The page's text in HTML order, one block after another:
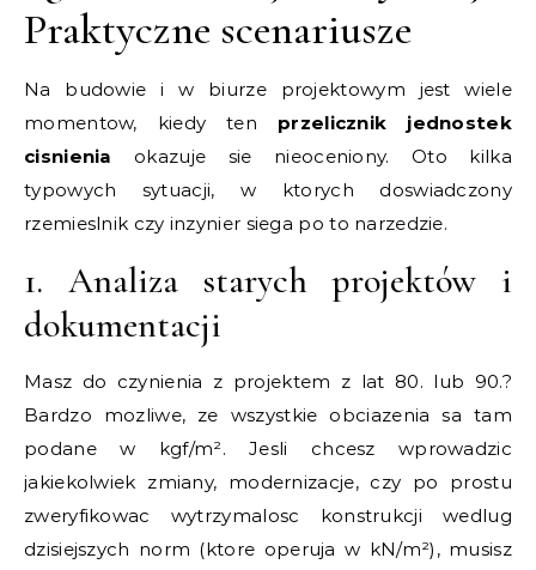
Praktyczne scenariusze
Na budowie i w biurze projektowym jest wiele
momentow, kiedy ten przelicznik jednostek
cisnienia okazuje sie nieoceniony. Oto kilka
typowych sytuacji, w ktorych doswiadczony
rzemieslnik czy inzynier siega po to narzedzie.
1. Analiza starych projektów i
dokumentacji
Masz do czynienia z projektem z lat 80. lub 90.?
Bardzo mozliwe, ze wszystkie obciazenia sa tam
podane w kgf/m². Jesli chcesz wprowadzic
jakiekolwiek zmiany, modernizacje, czy po prostu
zweryfikowac wytrzymalosc konstrukcji wedlug
dzisiejszych norm (ktore operuja w kN/m²), musisz